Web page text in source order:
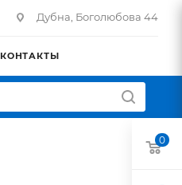
Дубна, Боголюбова 44
КОНТАКТЫ
0